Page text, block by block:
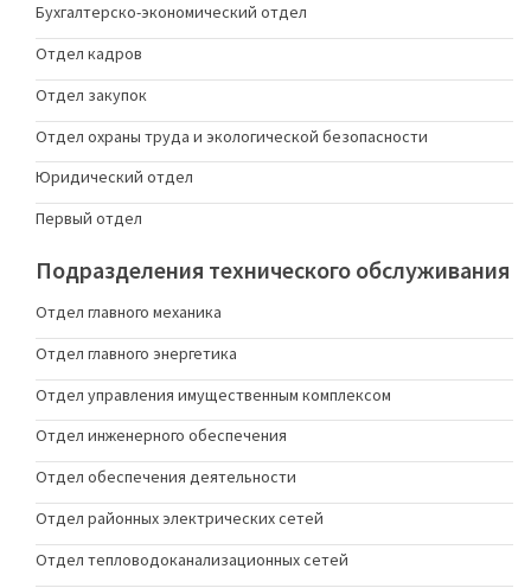
Бухгалтерско-экономический отдел
Отдел кадров
Отдел закупок
Отдел охраны труда и экологической безопасности
Юридический отдел
Первый отдел
Подразделения технического обслуживания
Отдел главного механика
Отдел главного энергетика
Отдел управления имущественным комплексом
Отдел инженерного обеспечения
Отдел обеспечения деятельности
Отдел районных электрических сетей
Отдел тепловодоканализационных сетей